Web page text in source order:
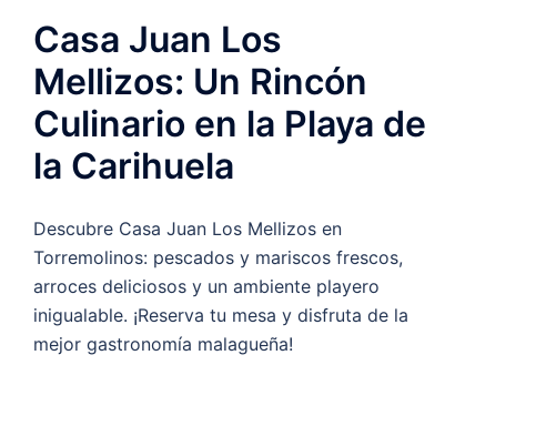
Casa Juan Los
Mellizos: Un Rincón
Culinario en la Playa de
la Carihuela
Descubre Casa Juan Los Mellizos en
Torremolinos: pescados y mariscos frescos,
arroces deliciosos y un ambiente playero
inigualable. ¡Reserva tu mesa y disfruta de la
mejor gastronomía malagueña!